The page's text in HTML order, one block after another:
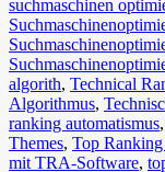
suchmaschinen
algorith, Technical
Algorithmus,
ranking automatismus,
Themes, Top
mit TRA-Software,